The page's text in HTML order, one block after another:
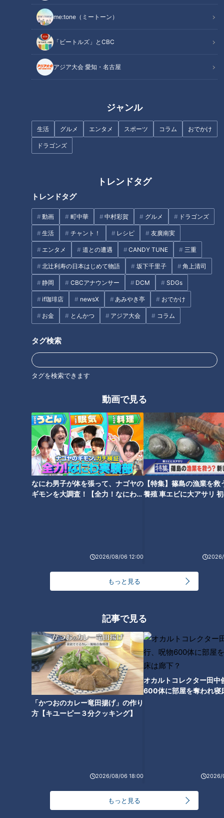
me:tone（ミートーン）
「ビートルズ」とCBC
アジア大会 愛知・名古屋
ジャンル
生活 グルメ エンタメ スポーツ コラム おでかけ
ドラゴンズ
トレンドタグ
トレンドタグ
動画 町中華 中村彩賀 グルメ ドラゴンズ
生活 チャント！ レシピ 友廣南実
エンタメ 道との遭遇 CANDY TUNE 三重
北辻利寿の日本はじめて物語 坂下千里子 角上清司
静岡 CBCアナウンサー DCM SDGs
if珈琲店 newsX あみやき亭 おでかけ
お金 とんかつ アジア大会 コラム
タグ検索
タグを検索できます
動画で見る
なにわ男子が体を張って、ナゴヤの
ギモンを大調査！【全力！なにわ実
2026/08/06 12:00
【特集】篠島の漁業を救
養殖 車エビに大アサリ
もっと見る
記事で見る
「かつおのカレー竜田揚げ」の作り
方【キユーピー３分クッキング】
2026/08/06 18:00
オカルトコレクター田中
600体に部屋を奪われ寝
2026/
もっと見る
命を落とす可能性もあるそうです。特に春はじわじわと進行す
る“かくれ脱水”に注意が必要なのだとか。そこで今回は、正し
い水の飲み方を専門医に教えてもらいました。
春のかくれ脱水を引き起こす原因
脱水を防ぐために重要！正しい水分補給の方法
今すぐ簡単にできる「脱水セルフチェック」
脱水症にならないために！先生オススメ水分補給
水の基礎知識
CBCテレビ『健康カプセル！ゲンキの時間』
＜水の役割は？＞
水は、のどの渇きを潤すだけでなく生命を支える大切な役割を
担っています。例えば、体内の栄養素や酸素の運搬、老廃物の
排出、発汗による体温調節、代謝を助ける役割などがあるそう
＜水と食事 水分の吸収の違い＞
春もキケン！かくれ脱水
要な水分と塩分などが不足している状態のこと。血液の粘度が
高まる（ドロドロになる）ことで、酸素や栄養を全身に運ぶ能
力が低下し、さまざまな不調を引き起こします。一年中どの時
期でも脱水になることはありますが、春頃から脱水患者が増え
る傾向にあるのだとか。春の脱水は気づかないうちにジワジワ
と進行するので注意が必要だそうです。
電解質（塩分など）が全身で不足するため、左右の足の筋肉が
い・倦怠感・吐き気・頭痛などがあるそうです。